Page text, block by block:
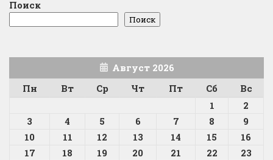
Поиск
Поиск
Август 2026
Пн
Вт Ср Чт Пт Сб
Вс
1
2
3
4 5 6 7 8
9
10
11 12 13 14 15
16
17
18 19 20 21 22
23